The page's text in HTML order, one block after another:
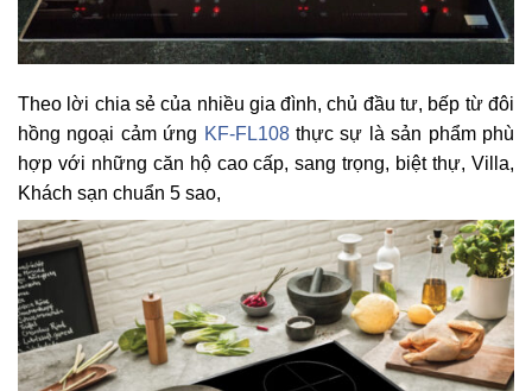
Theo lời chia sẻ của nhiều gia đình, chủ đầu tư, bếp từ đôi
hồng ngoại cảm ứng KF-FL108thực sự là sản phẩm phù
hợp với những căn hộ cao cấp, sang trọng, biệt thự, Villa,
Khách sạn chuẩn 5 sao,